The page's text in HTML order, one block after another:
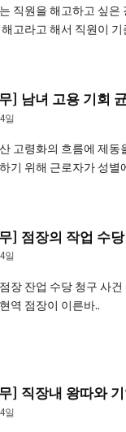
직원을 해고하고 싶은
고라고 해서 직원이 기
] 남녀 고용 기회
일
고령화의 흐름에 제동
기 위해 근로자가 성별
] 점장의 작업 수
일
장 잔업 수당 청구 사
역 점장이 이른바..
] 직장내 왕따와
일